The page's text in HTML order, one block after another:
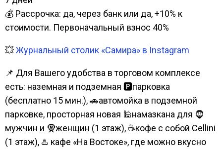
💰 Рассрочка: да, через банк или да, +10% к
стоимости. Первоначальный взнос 40%
💥Журнальный столик «Самира» в Instagram
📌 Для Вашего удобства в торговом комплексе
есть: наземная и подземная 🅿парковка
(бесплатно 15 мин.), 🚗автомойка в подземной
парковке, просторная новая 🕌намазкана для 🧔
мужчин и 🧕женщин (1 этаж), ☕кофе с собой Cellini
(1 этаж), ♨️ кафе «На Востоке», где можно вкусно